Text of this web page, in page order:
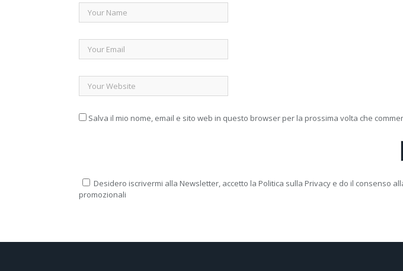
Salva il mio nome, email e sito web in questo browser per la prossima volta che
Desidero iscrivermi alla Newsletter, accetto la Politica sulla Privacy e do il consenso
promozionali